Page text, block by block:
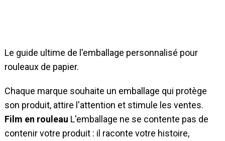
Le guide ultime de l'emballage personnalisé pour
rouleaux de papier.
Chaque marque souhaite un emballage qui protège
son produit, attire l'attention et stimule les ventes.
Film en rouleau L'emballage ne se contente pas de
contenir votre produit : il raconte votre histoire,